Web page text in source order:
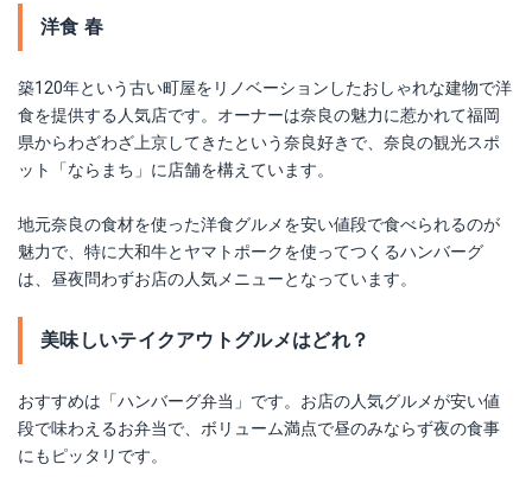
洋食 春
築120年という古い町屋をリノベーションしたおしゃれな建物で洋
食を提供する人気店です。オーナーは奈良の魅力に惹かれて福岡
県からわざわざ上京してきたという奈良好きで、奈良の観光スポ
ット「ならまち」に店舗を構えています。
地元奈良の食材を使った洋食グルメを安い値段で食べられるのが
魅力で、特に大和牛とヤマトポークを使ってつくるハンバーグ
は、昼夜問わずお店の人気メニューとなっています。
美味しいテイクアウトグルメはどれ？
おすすめは「ハンバーグ弁当」です。お店の人気グルメが安い値
段で味わえるお弁当で、ボリューム満点で昼のみならず夜の食事
にもピッタリです。